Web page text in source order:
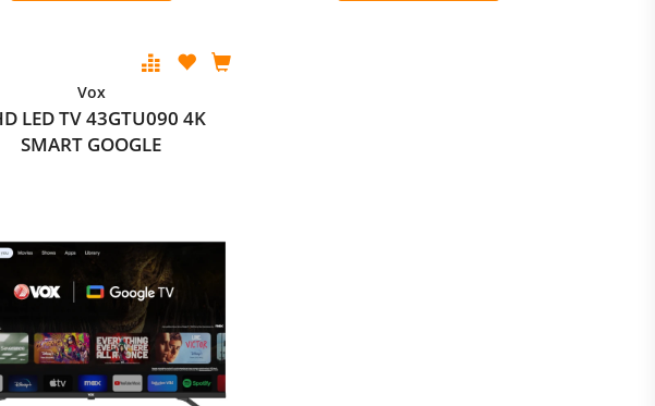
Vox
LED TV 43GTU090 4K
SMART GOOGLE